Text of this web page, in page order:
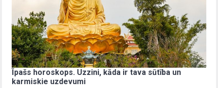
Īpašs horoskops. Uzzini, kāda ir tava sūtība un
karmiskie uzdevumi